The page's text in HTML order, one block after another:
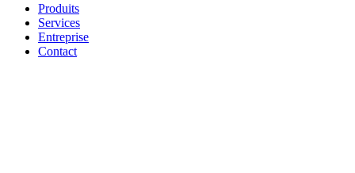
Produits
Services
Entreprise
Contact